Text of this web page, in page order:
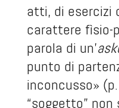
atti, di esercizi
carattere fìsio-
parola di un’
punto di
inconcusso»
“soggetto”